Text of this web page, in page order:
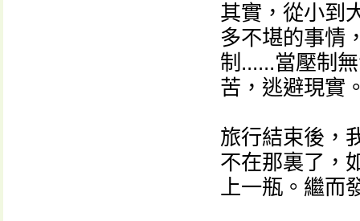
其實，從小到
多不堪的事情
制......當壓制
苦，逃避現實
旅行結束後，
不在那裏了，
上一瓶。繼而